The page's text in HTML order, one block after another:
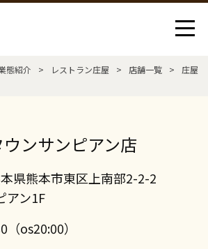
態紹介 > レストラン庄屋 > 店舗一覧 >
庄屋
ンサンピアン店
県熊本市東区上南部2-2-2
アン1F
os20:00）